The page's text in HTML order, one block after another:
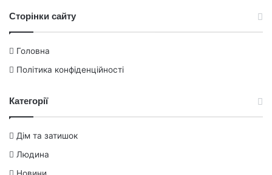
Сторінки сайту
Головна
Політика конфіденційності
Категорії
Дім та затишок
Людина